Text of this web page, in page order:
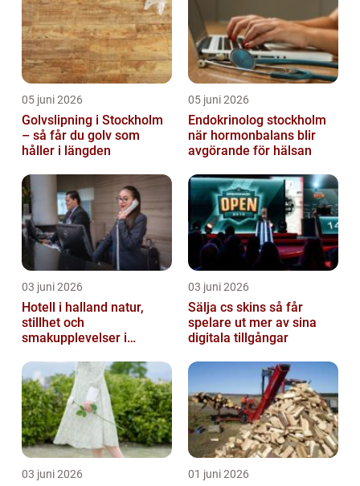
05 juni 2026
Golvslipning i Stockholm
– så får du golv som
håller i längden
05 juni 2026
Endokrinolog stockholm
när hormonbalans blir
avgörande för hälsan
03 juni 2026
Hotell i halland natur,
stillhet och
smakupplevelser i
03 juni 2026
Sälja cs skins så får
spelare ut mer av sina
digitala tillgångar
03 juni 2026 01 juni 2026